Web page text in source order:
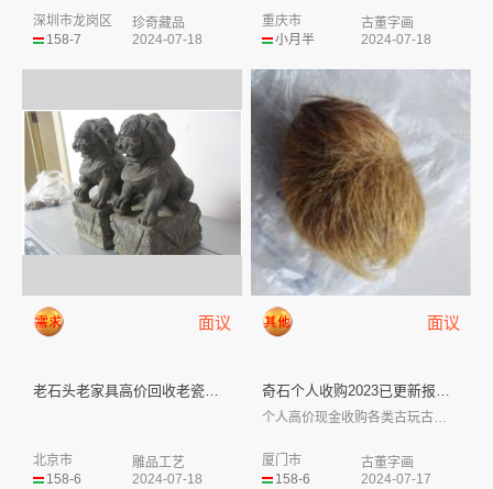
158-7
深圳市龙岗区
珍奇藏品
2024-07-18
小月半
重庆市
古董字画
2024-07-18
面议
老石头老家具高价回收老瓷器老子...
158-6
北京市
雕品工艺
2024-07-18
面议
奇石个人收购2023已更新报价...
个人高价现金收购各类古玩古董。
158-6
厦门市
古董字画
2024-07-17